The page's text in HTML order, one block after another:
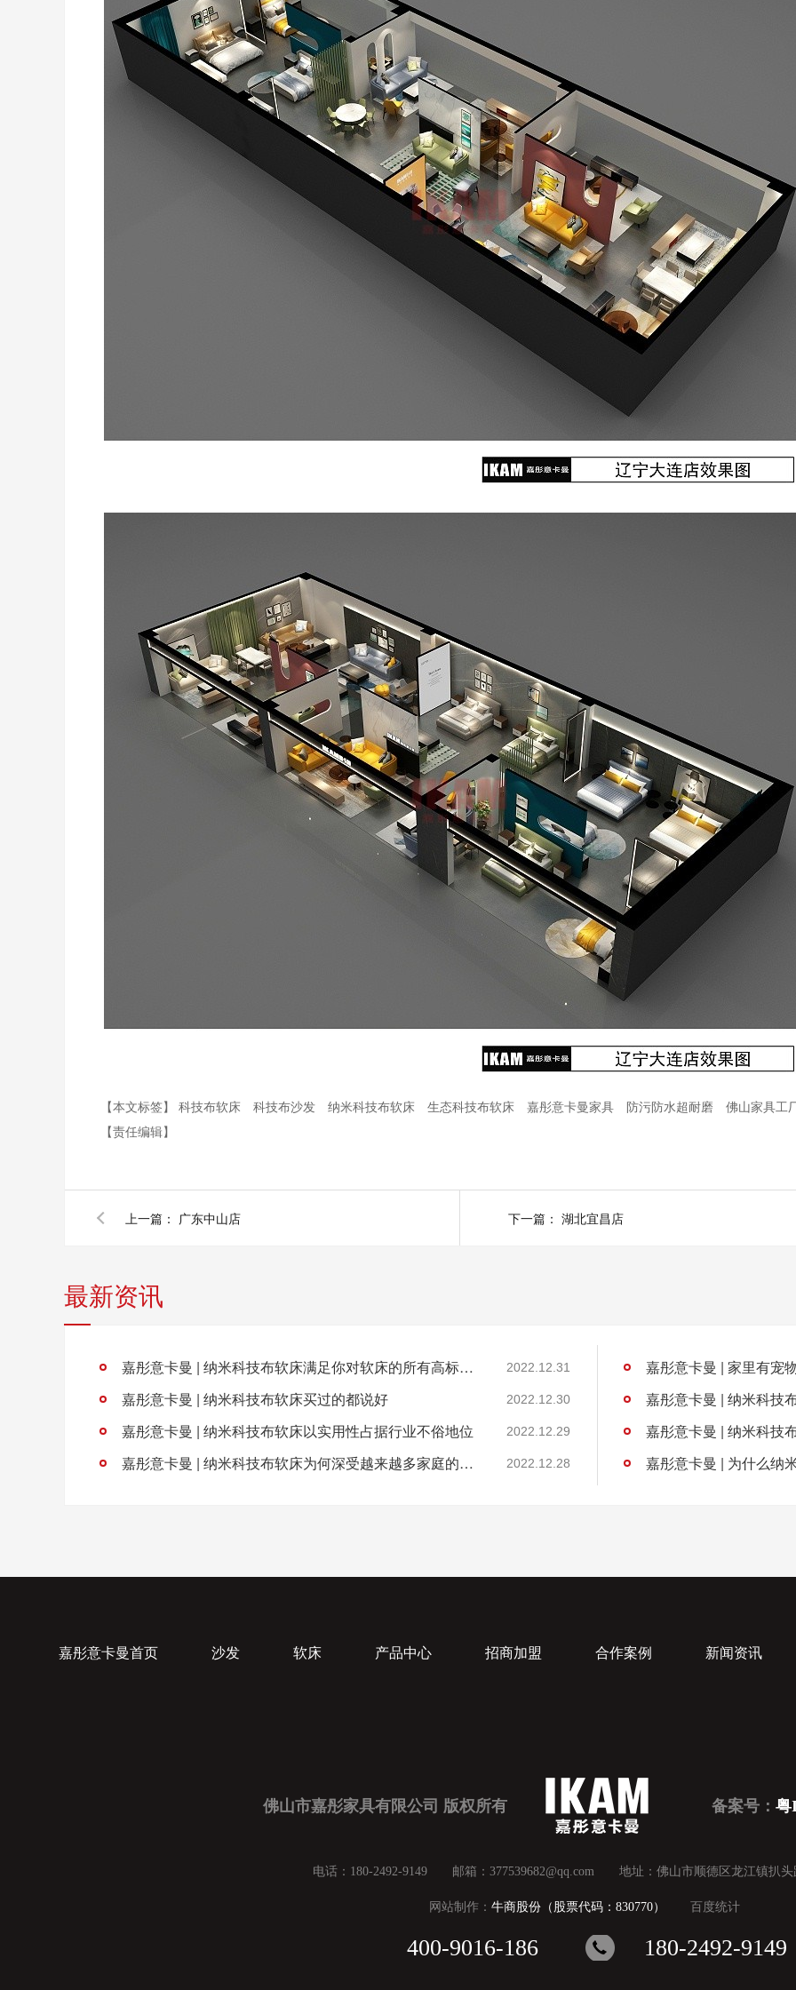
【本文标签】 科技布软床 科技布沙发 纳米科技布软床 生态科技布软床 嘉彤意卡曼家具 防污防水超耐磨
佛山家具工
【责任编辑】
上一篇： 广东中山店 下一篇： 湖北宜昌店
最新资讯
嘉彤意卡曼 | 纳米科技布软床满足你对软床的所有高标准要求 2022.12.31
嘉彤意卡曼 | 纳米科技布软床买过的都说好 2022.12.30
嘉彤意卡曼 | 纳米科技布软床以实用性占据行业不俗地位 2022.12.29
嘉彤意卡曼 | 纳米科技布软床为何深受越来越多家庭的欢迎？ 2022.12.28
嘉彤意卡曼 | 家里有宠
嘉彤意卡曼 | 纳米科技
嘉彤意卡曼 | 纳米科技
嘉彤意卡曼 | 为什么纳
嘉彤意卡曼首页 沙发 软床 产品中心 招商加盟 合作案例 新闻资讯
佛山市嘉彤家具有限公司 版权所有 备案号： 粤
电话：180-2492-9149 邮箱：377539682@qq.com 地址：佛山市顺德区龙江镇扒头
网站制作： 牛商股份（股票代码：830770） 百度统计
400-9016-186 180-2492-9149